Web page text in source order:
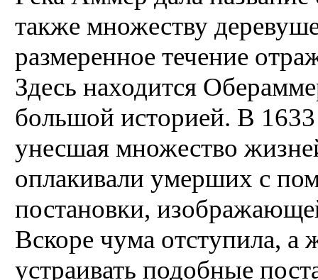
также множеству
размеренное течение
Здесь находится
большой историей. В
унесшая множество
оплакивали умерших с
постановки,
Вскоре чума отступила, а
устраивать подобные